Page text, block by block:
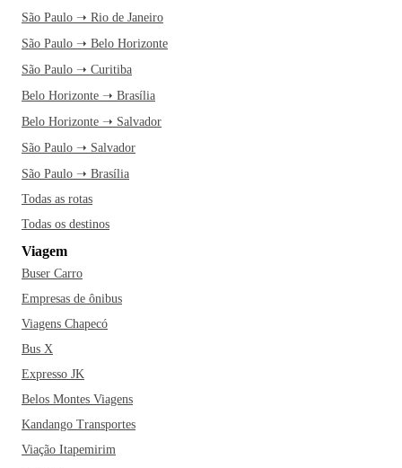
São Paulo ➝ Rio de Janeiro
São Paulo ➝ Belo Horizonte
São Paulo ➝ Curitiba
Belo Horizonte ➝ Brasília
Belo Horizonte ➝ Salvador
São Paulo ➝ Salvador
São Paulo ➝ Brasília
Todas as rotas
Todas os destinos
Viagem
Buser Carro
Empresas de ônibus
Viagens Chapecó
Bus X
Expresso JK
Belos Montes Viagens
Kandango Transportes
Viação Itapemirim